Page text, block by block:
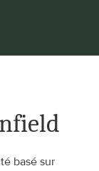
basé sur